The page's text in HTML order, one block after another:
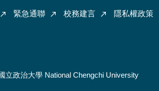
緊急通聯 校務建言 隱私權政策
立政治大學 National Chengchi University